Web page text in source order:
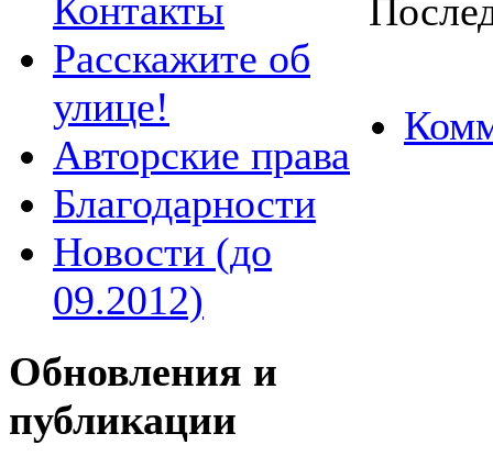
Контакты
Расскажите об
улице!
Авторские права
Благодарности
Новости (до
09.2012)
Обновления и
публикации